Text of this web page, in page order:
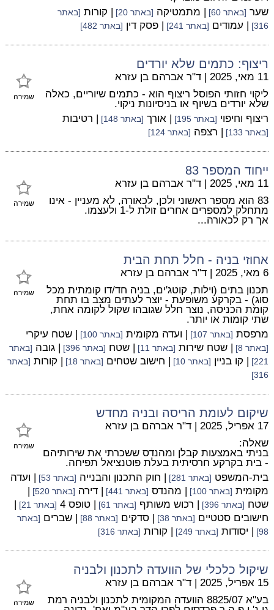
שער [באתר 60] | מתמטיקה [באתר 20] | קורות [באתר
316]
| עמודים [באתר 241] | פסק דין [באתר 482]
ריצוף: כתמים שלא יורדים
שמירה
11 מאי, 2025 | ד"ר אברהם בן עזרא
ליקוי חזותי הפוסל ריצוף הוא - כתמים שיוריים, כאלה
שלא יורדים בשיוף או בניסיונות ניקוי.
ריצוף וחיפוי [באתר 195] | אורך [באתר 148] | רטיבות
[באתר 133] | רצפה [באתר 124]
ייחוד המספר 83
שמירה
11 מאי, 2025 | ד"ר אברהם בן עזרא
83 הוא מספר ראשוני ולכן, לכאורה, לא מעניין - אינו
מתחלק למספרים אחרים זולת ל-1 ולעצמו.
אך רק לכאורה...
אחוזי בניה - חלל תחת הבית
שמירה
6 מאי, 2025 | ד"ר אברהם בן עזרא
תכנון בתים (וילות, קוטג'ים, בניה חד/דו קומתית מכל
סוג) - בקרקע משופעת - יוצר לעתים מצב בו תחת
קומת הכניסה, נוצר חלל שגובהו שקול לקומה אחת,
שתי קומות או יותר.
מרפסת [באתר 107] | ועדה מקומית [באתר 100] | שטח עיקרי
[באתר 8] | שטח שירות [באתר 11] | שטח [באתר 396] | גובה [באתר
221]
| קו בניין [באתר 10] | חישוב שטחים [באתר 18] | קורות [באתר
316]
שיקום לעומת הריסה ובניה מחדש
שמירה
17 אפריל, 2025 | ד"ר אברהם בן עזרא
שאלה:
בניתי באמצעות קבלן ומהנדס ששכרתי את שירותיהם
- בית בקרקע חרסיתית בעלת פוטנציאל תפיחה.
בית-המשפט [באתר 281] | חוק התכנון והבנייה [באתר 53]
| ועדה
מקומית [באתר 100] | מהנדס [באתר 441] | דירה [באתר 520]
|
שטח [באתר 396] | רכוש משותף [באתר 61] | טופס 4 [באתר 21]
|
חישובים סטטיים [באתר 38] | סדקים [באתר 88] | שברים [באתר
98]
| יסודות [באתר 249] | קורות [באתר 316]
שיקול כלכלי של הוועדה לתכנון ולבניה
שמירה
15 אפריל, 2025 | ד"ר אברהם בן עזרא
בע"א 8825/07 הוועדה המקומית לתכנון ולבניה רמת